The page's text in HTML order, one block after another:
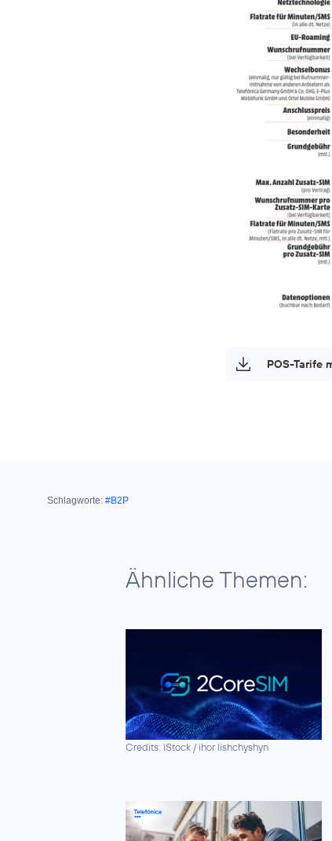
POS-Tarife
Schlagworte: #B2P
Ähnliche Themen:
Credits: iStock / ihor lishchyshyn